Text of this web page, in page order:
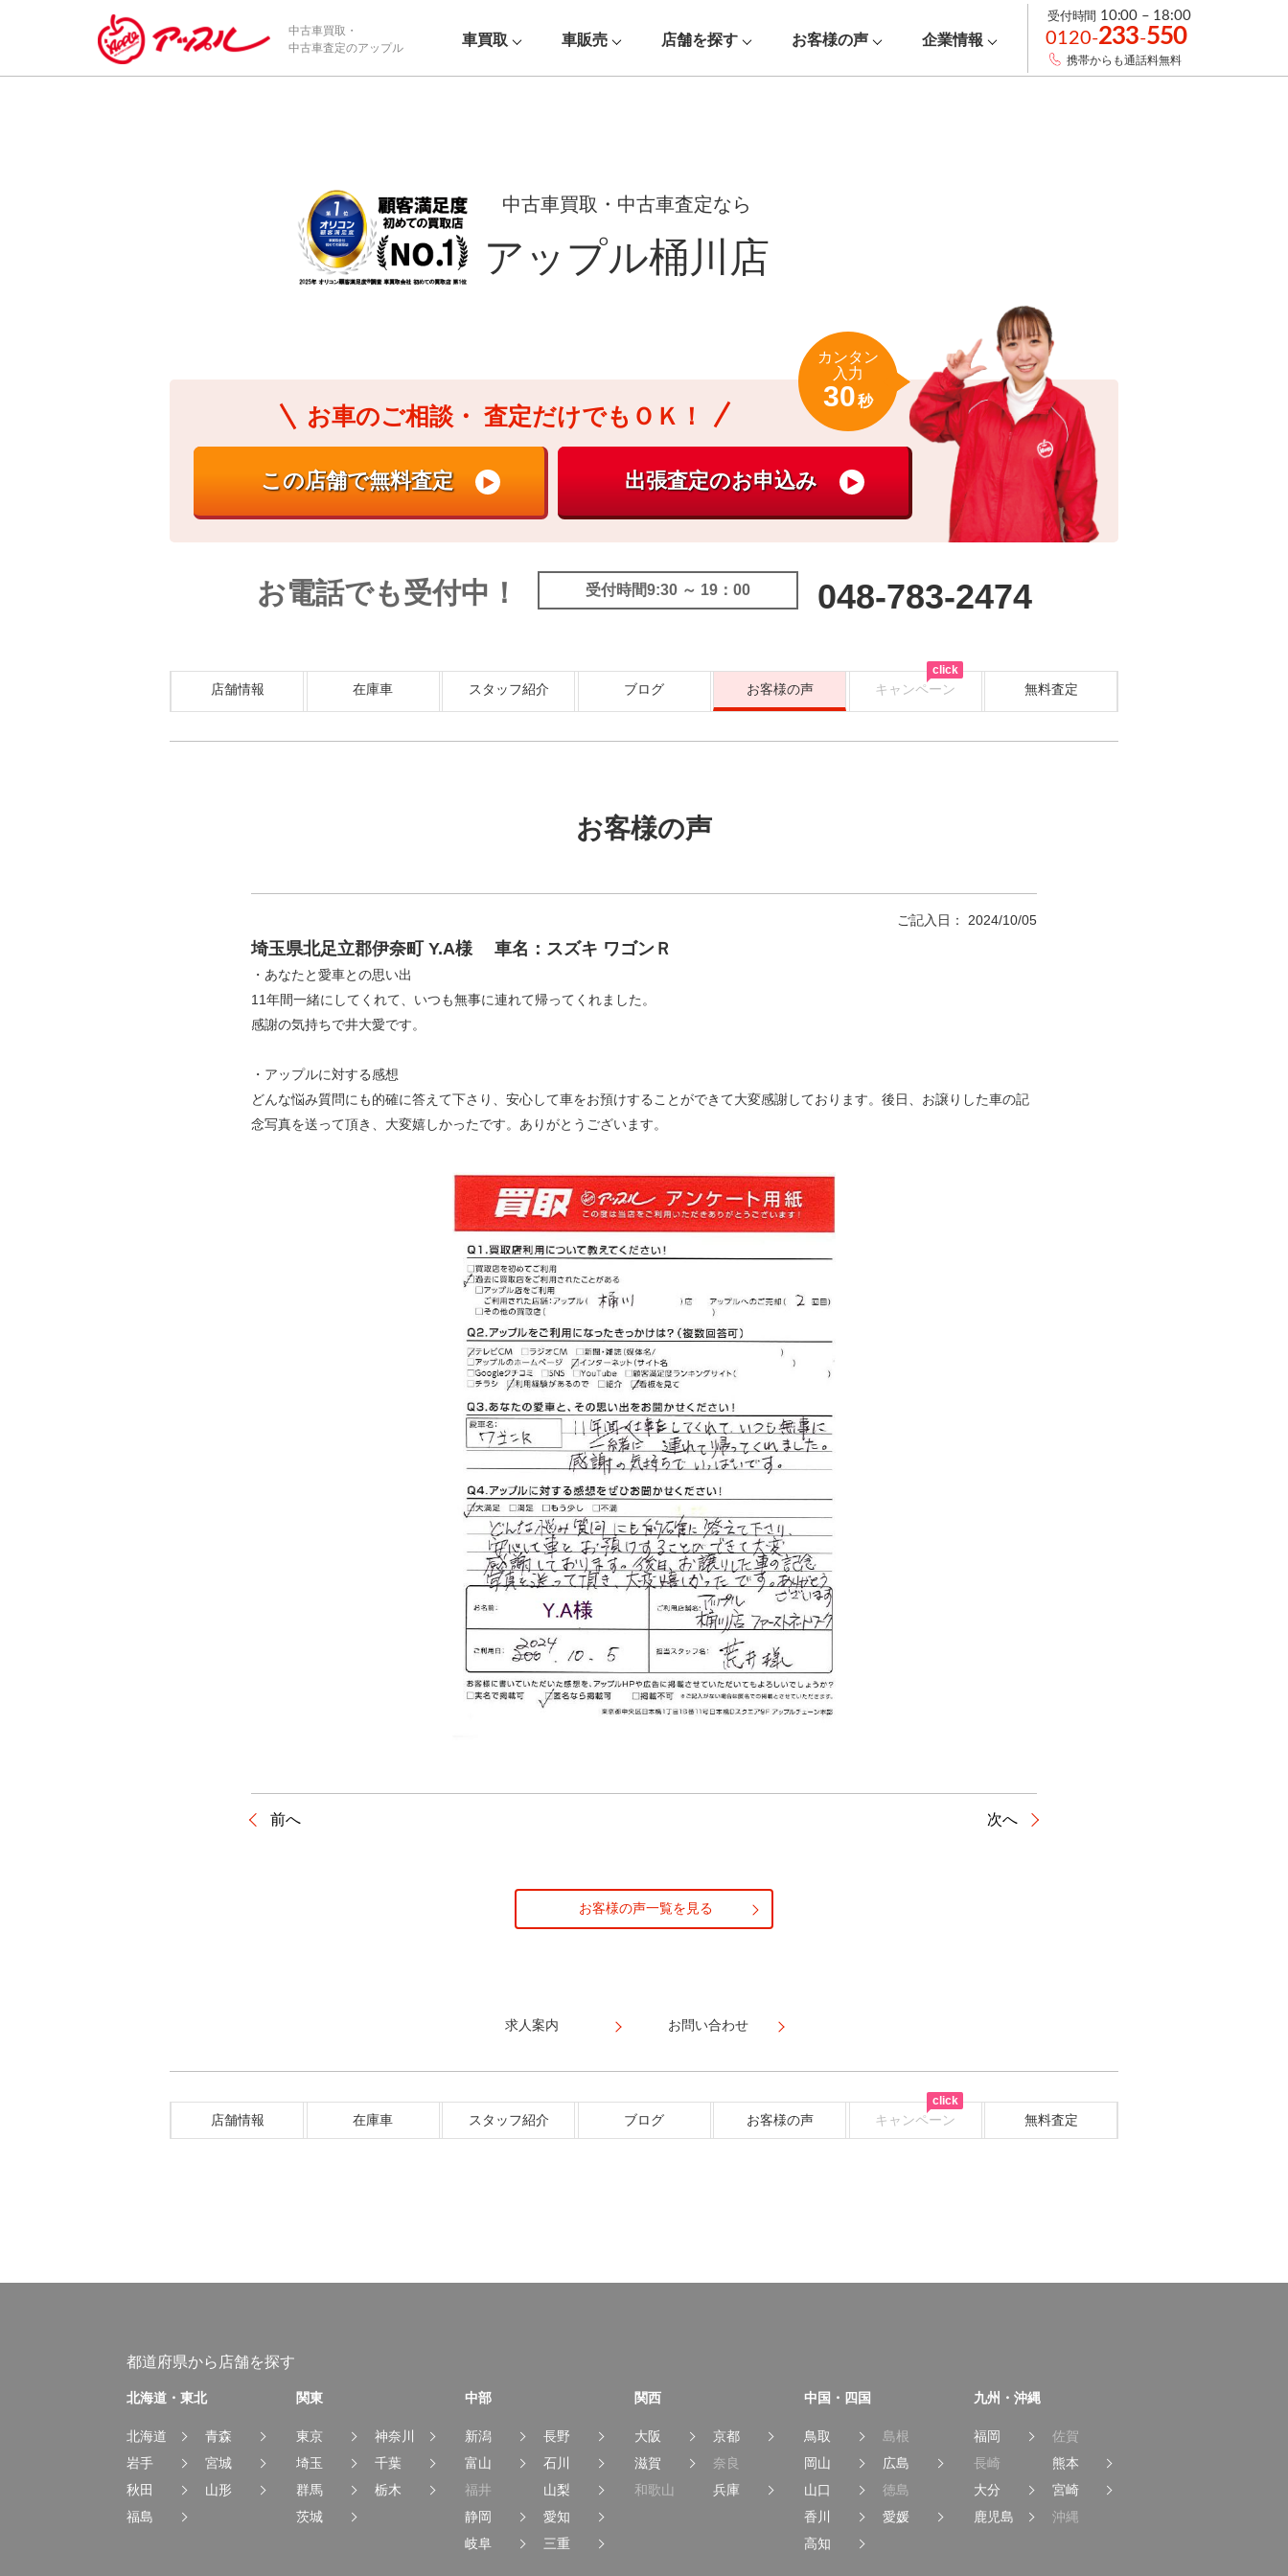
/*ABテスト_新規査定フォームの為のCVボタン*/
中古車買取・
中古車査定のアップル
車買取 車販売 店舗を探す お客様の声 企業情報
受付時間 10:00 – 18:00
0120-233-550
携帯からも通話料無料
中古車買取・中古車査定なら
アップル桶川店
お車のご相談・ 査定だけでもＯＫ！
カンタン
入力
30秒
お電話でも受付中！ 受付時間9:30 ～ 19：00 048-783-2474
店舗情報 在庫車 スタッフ紹介 ブログ お客様の声 キャンペーン 無料査定
click
お客様の声
ご記入日： 2024/10/05
埼玉県北足立郡伊奈町 Y.A様 車名：スズキ ワゴンＲ
・あなたと愛車との思い出
11年間一緒にしてくれて、いつも無事に連れて帰ってくれました。
感謝の気持ちで井大愛です。
・アップルに対する感想
どんな悩み質問にも的確に答えて下さり、安心して車をお預けすることができて大変感謝しております。後日、お譲りした車の記
念写真を送って頂き、大変嬉しかったです。ありがとうございます。
前へ 次へ
お客様の声一覧を見る
求人案内 お問い合わせ
店舗情報 在庫車 スタッフ紹介 ブログ お客様の声 キャンペーン 無料査定
click
都道府県から店舗を探す
北海道・東北
北海道
青森
岩手
宮城
秋田
山形
福島
関東
東京
神奈川
埼玉
千葉
群馬
栃木
茨城
中部
新潟
長野
富山
石川
福井
山梨
静岡
愛知
岐阜
三重
関西
大阪
京都
滋賀
奈良
和歌山
兵庫
中国・四国
鳥取
島根
岡山
広島
山口
徳島
香川
愛媛
高知
九州・沖縄
福岡
佐賀
長崎
熊本
大分
宮崎
鹿児島
沖縄